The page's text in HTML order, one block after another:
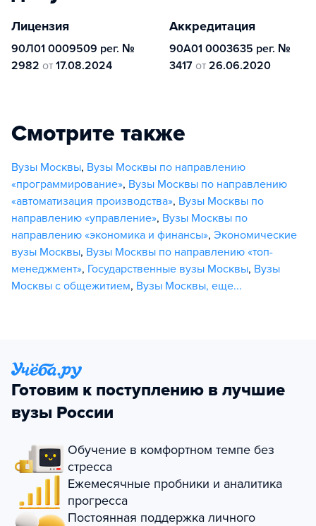
Лицензия
90Л01 0009509 рег. №
2982 от 17.08.2024
Аккредитация
90А01 0003635 рег. №
3417 от 26.06.2020
Смотрите также
Вузы Москвы, Вузы Москвы по направлению
«программирование», Вузы Москвы по направлению
«автоматизация производства», Вузы Москвы по
направлению «управление», Вузы Москвы по
направлению «экономика и финансы», Экономические
вузы Москвы, Вузы Москвы по направлению «топ-
менеджмент», Государственные вузы Москвы, Вузы
Москвы с общежитием, Вузы Москвы, еще...
Готовим к поступлению в лучшие
вузы России
Обучение в комфортном темпе без
стресса
Ежемесячные пробники и аналитика
прогресса
Постоянная поддержка личного